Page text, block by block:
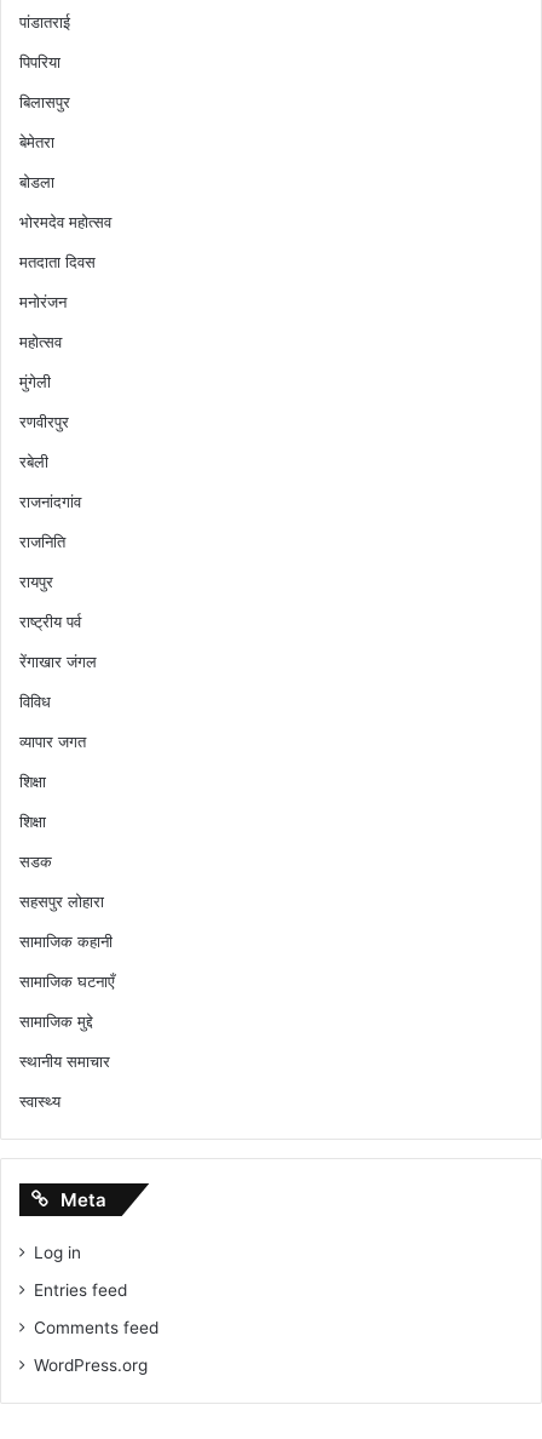
पांडातराई
पिपरिया
बिलासपुर
बेमेतरा
बोडला
भोरमदेव महोत्सव
मतदाता दिवस
मनोरंजन
महोत्सव
मुंगेली
रणवीरपुर
रबेली
राजनांदगांव
राजनिति
रायपुर
राष्ट्रीय पर्व
रेंगाखार जंगल
विविध
व्यापार जगत
शिक्षा
शिक्षा
सडक
सहसपुर लोहारा
सामाजिक कहानी
सामाजिक घटनाएँ
सामाजिक मुद्दे
स्थानीय समाचार
स्वास्थ्य
Meta
Log in
Entries feed
Comments feed
WordPress.org